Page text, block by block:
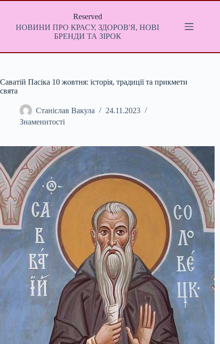
Перейти
Reserved
НОВИНИ ПРО КРАСУ, ЗДОРОВ'Я, НОВІ
БРЕНДИ ТА ЗІРОК
Саватій Пасіка 10 жовтня: історія, традиції та прикмети
свята
Станіслав Вакула
24.11.2023
Знаменитості